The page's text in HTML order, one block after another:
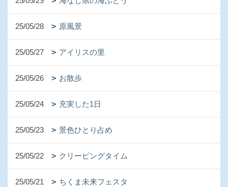
25/05/28 原風景
25/05/27 アイリスの里
25/05/26 お散歩
25/05/24 充実した1日
25/05/23 景色ひとり占め
25/05/22 クリーピングタイム
25/05/21 ちくま未来フェスタ